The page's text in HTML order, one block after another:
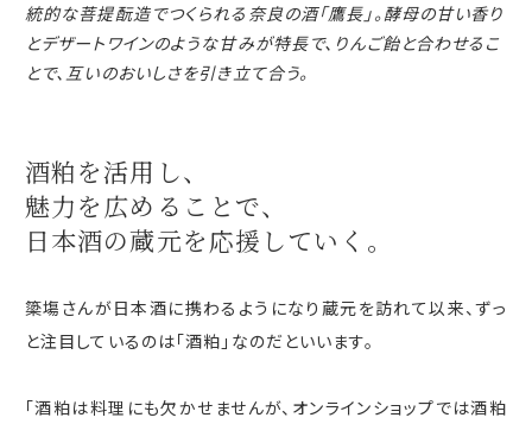
統的な菩提酛造でつくられる奈良の酒「鷹長」。酵母の甘い香り
とデザートワインのような甘みが特長で、りんご飴と合わせるこ
とで、互いのおいしさを引き立て合う。
酒粕を活用し、
魅力を広めることで、
日本酒の蔵元を応援していく。
簗塲さんが日本酒に携わるようになり蔵元を訪れて以来、ずっ
と注目しているのは「酒粕」なのだといいます。
「酒粕は料理にも欠かせませんが、オンラインショップでは酒粕